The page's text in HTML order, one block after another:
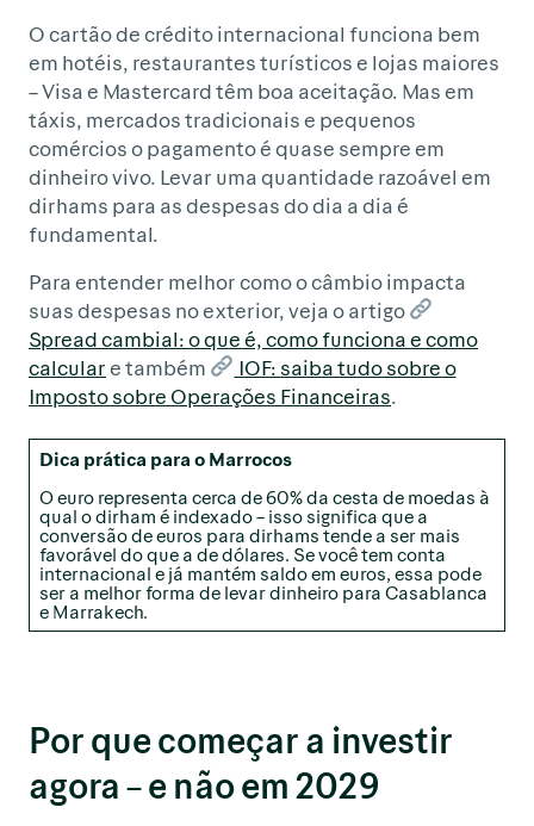
O cartão de crédito internacional funciona bem
em hotéis, restaurantes turísticos e lojas maiores
– Visa e Mastercard têm boa aceitação. Mas em
táxis, mercados tradicionais e pequenos
comércios o pagamento é quase sempre em
dinheiro vivo. Levar uma quantidade razoável em
dirhams para as despesas do dia a dia é
fundamental.
Para entender melhor como o câmbio impacta
suas despesas no exterior, veja o artigo
Spread cambial: o que é, como funciona e como
calculare também
IOF: saiba tudo sobre o
Imposto sobre Operações Financeiras.
Dica prática para o Marrocos
O euro representa cerca de 60% da cesta de moedas à
qual o dirham é indexado – isso significa que a
conversão de euros para dirhams tende a ser mais
favorável do que a de dólares. Se você tem conta
internacional e já mantém saldo em euros, essa pode
ser a melhor forma de levar dinheiro para Casablanca
e Marrakech.
Por que começar a investir
agora – e não em 2029